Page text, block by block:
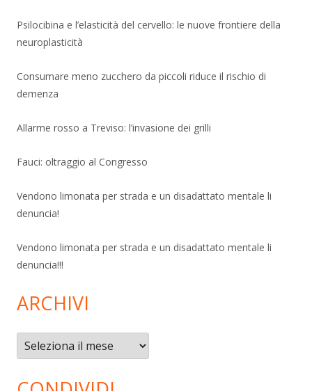
Psilocibina e l’elasticità del cervello: le nuove frontiere della
neuroplasticità
Consumare meno zucchero da piccoli riduce il rischio di
demenza
Allarme rosso a Treviso: l’invasione dei grilli
Fauci: oltraggio al Congresso
Vendono limonata per strada e un disadattato mentale li
denuncia!
Vendono limonata per strada e un disadattato mentale li
denuncia!!!
ARCHIVI
Archivi